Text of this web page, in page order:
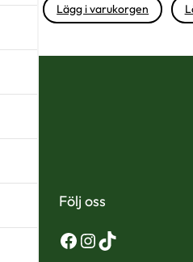
Lägg i varukorgen
Följ oss
Facebook
Instagram
TikTok